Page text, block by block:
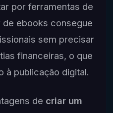
por ferramentas de
ebooks consegue
sem precisar
financeiras, o que
à publicação digital.
de criar um